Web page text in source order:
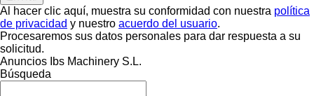
Al hacer clic aquí, muestra su conformidad con nuestra política
de privacidad y nuestro acuerdo del usuario.
Procesaremos sus datos personales para dar respuesta a su
solicitud.
Anuncios Ibs Machinery S.L.
Búsqueda